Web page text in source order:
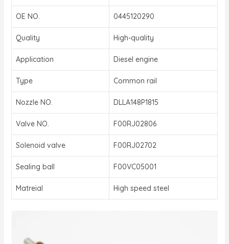
OE NO. 0445120290
Quality High-quality
Application Diesel engine
Type Common rail
Nozzle NO. DLLA148P1815
Valve NO. F00RJ02806
Solenoid valve F00RJ02702
Sealing ball F00VC05001
Matreial High speed steel